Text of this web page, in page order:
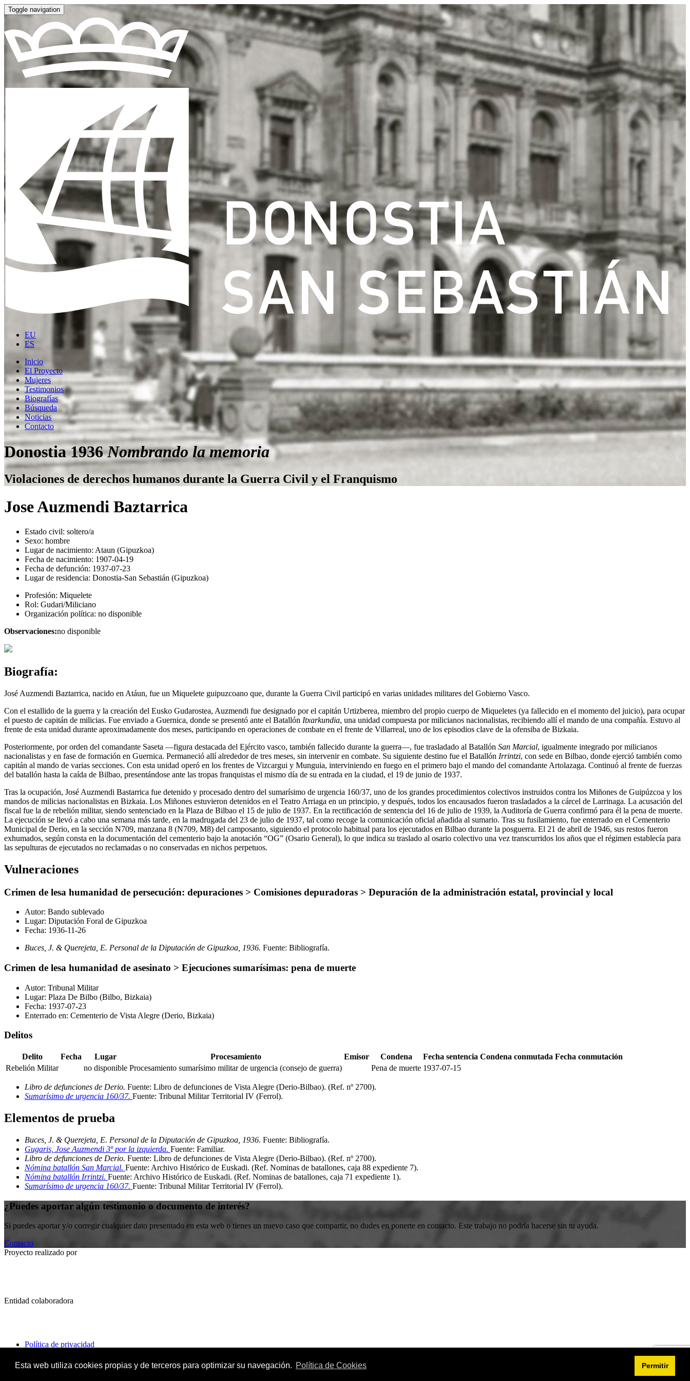
Esta web utiliza cookies propias y de terceros para optimizar su navegación. Política de Cookies Permitir
Toggle navigation
EU
ES
Inicio
El Proyecto
Mujeres
Testimonios
Biografías
Búsqueda
Noticias
Contacto
Donostia 1936Nombrando la memoria
Violaciones de derechos humanos durante la Guerra Civil y el Franquismo
Jose Auzmendi Baztarrica
Estado civil: soltero/a
Sexo: hombre
Lugar de nacimiento: Ataun (Gipuzkoa)
Fecha de nacimiento: 1907-04-19
Fecha de defunción: 1937-07-23
Lugar de residencia: Donostia-San Sebastián (Gipuzkoa)
Profesión: Miquelete
Rol: Gudari/Miliciano
Organización política: no disponible
Observaciones:no disponible
Biografía:
José Auzmendi Baztarrica, nacido en Atáun, fue un Miquelete guipuzcoano que, durante la Guerra Civil participó en varias unidades militares del Gobierno Vasco.
Con el estallido de la guerra y la creación del Eusko Gudarostea, Auzmendi fue designado por el capitán Urtizberea, miembro del propio cuerpo de Miqueletes (ya fallecido en el momento del juicio), para ocupar
el puesto de capitán de milicias. Fue enviado a Guernica, donde se presentó ante el Batallón Itxarkundia, una unidad compuesta por milicianos nacionalistas, recibiendo allí el mando de una compañía. Estuvo al
frente de esta unidad durante aproximadamente dos meses, participando en operaciones de combate en el frente de Villarreal, uno de los episodios clave de la ofensiba de Bizkaia.
Posteriormente, por orden del comandante Saseta —figura destacada del Ejército vasco, también fallecido durante la guerra—, fue trasladado al Batallón San Marcial, igualmente integrado por milicianos
nacionalistas y en fase de formación en Guernica. Permaneció allí alrededor de tres meses, sin intervenir en combate. Su siguiente destino fue el Batallón Irrintzi, con sede en Bilbao, donde ejerció también como
capitán al mando de varias secciones. Con esta unidad operó en los frentes de Vizcargui y Munguia, interviniendo en fuego en el primero bajo el mando del comandante Artolazaga. Continuó al frente de fuerzas
del batallón hasta la caída de Bilbao, presentándose ante las tropas franquistas el mismo día de su entrada en la ciudad, el 19 de junio de 1937.
Tras la ocupación, José Auzmendi Bastarrica fue detenido y procesado dentro del sumarísimo de urgencia 160/37, uno de los grandes procedimientos colectivos instruidos contra los Miñones de Guipúzcoa y los
mandos de milicias nacionalistas en Bizkaia. Los Miñones estuvieron detenidos en el Teatro Arriaga en un principio, y después, todos los encausados fueron trasladados a la cárcel de Larrinaga. La acusación del
fiscal fue la de rebelión militar, siendo sentenciado en la Plaza de Bilbao el 15 de julio de 1937. En la rectificación de sentencia del 16 de julio de 1939, la Auditoría de Guerra confirmó para él la pena de muerte.
La ejecución se llevó a cabo una semana más tarde, en la madrugada del 23 de julio de 1937, tal como recoge la comunicación oficial añadida al sumario. Tras su fusilamiento, fue enterrado en el Cementerio
Municipal de Derio, en la sección N709, manzana 8 (N709, M8) del camposanto, siguiendo el protocolo habitual para los ejecutados en Bilbao durante la posguerra. El 21 de abril de 1946, sus restos fueron
exhumados, según consta en la documentación del cementerio bajo la anotación “OG” (Osario General), lo que indica su traslado al osario colectivo una vez transcurridos los años que el régimen establecía para
las sepulturas de ejecutados no reclamadas o no conservadas en nichos perpetuos.
Vulneraciones
Crimen de lesa humanidad de persecución: depuraciones > Comisiones depuradoras > Depuración de la administración estatal, provincial y local
Autor: Bando sublevado
Lugar: Diputación Foral de Gipuzkoa
Fecha: 1936-11-26
Buces, J. & Querejeta, E. Personal de la Diputación de Gipuzkoa, 1936. Fuente: Bibliografía.
Crimen de lesa humanidad de asesinato > Ejecuciones sumarísimas: pena de muerte
Autor: Tribunal Militar
Lugar: Plaza De Bilbo (Bilbo, Bizkaia)
Fecha: 1937-07-23
Enterrado en: Cementerio de Vista Alegre (Derio, Bizkaia)
Delitos
Delito Fecha Lugar Procesamiento Emisor Condena Fecha sentencia Condena conmutada Fecha conmutación
Rebelión Militar
no disponible Procesamiento sumarísimo militar de urgencia (consejo de guerra) Pena de muerte 1937-07-15
Libro de defunciones de Derio. Fuente: Libro de defunciones de Vista Alegre (Derio-Bilbao). (Ref. nº 2700).
Sumarísimo de urgencia 160/37. Fuente: Tribunal Militar Territorial IV (Ferrol).
Elementos de prueba
Buces, J. & Querejeta, E. Personal de la Diputación de Gipuzkoa, 1936. Fuente: Bibliografía.
Gugaris, Jose Auzmendi 3º por la izquierda. Fuente: Familiar.
Libro de defunciones de Derio. Fuente: Libro de defunciones de Vista Alegre (Derio-Bilbao). (Ref. nº 2700).
Nómina batallón San Marcial. Fuente: Archivo Histórico de Euskadi. (Ref. Nominas de batallones, caja 88 expediente 7).
Nómina batallón Irrintzi. Fuente: Archivo Histórico de Euskadi. (Ref. Nominas de batallones, caja 71 expediente 1).
Sumarísimo de urgencia 160/37. Fuente: Tribunal Militar Territorial IV (Ferrol).
¿Puedes aportar algún testimonio o documento de interés?
Si puedes aportar y/o corregir cualquier dato presentado en esta web o tienes un nuevo caso que compartir, no dudes en ponerte en contacto. Este trabajo no podría hacerse sin tu ayuda.
Contacto
Proyecto realizado por
Entidad colaboradora
Política de privacidad
Copyright © 2026. Aranzadi Zientzia Elkartea. Todos los derechos reservados.